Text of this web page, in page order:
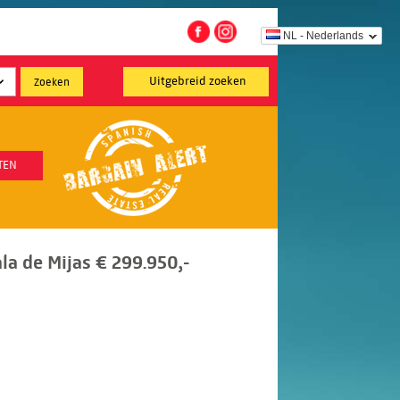
NL - Nederlands
Uitgebreid zoeken
de Mijas € 299.950,-